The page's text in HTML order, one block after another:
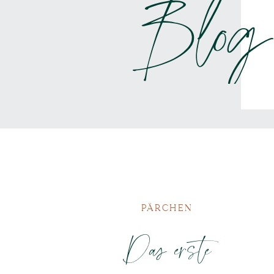
Blog
PÄRCHEN
Das erste